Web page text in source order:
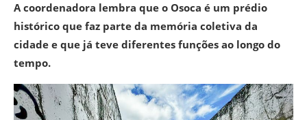
A coordenadora lembra que o Osoca é um prédio
histórico que faz parte da memória coletiva da
cidade e que já teve diferentes funções ao longo do
tempo.